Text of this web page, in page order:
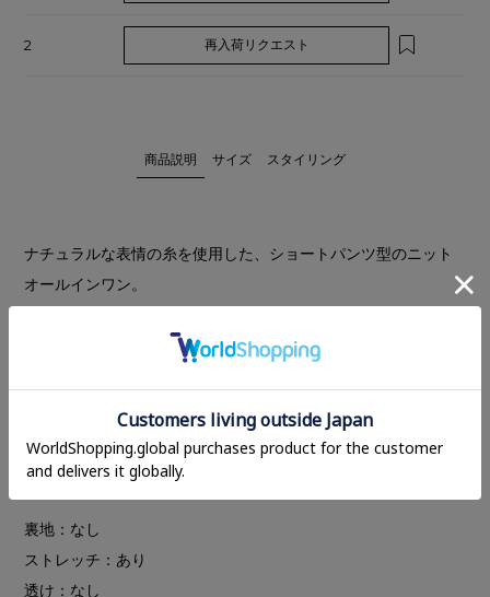
2 再入荷リクエスト
商品説明 サイズ スタイリング
ナチュラルな表情の糸を使用した、ショートパンツ型のニット
オールインワン。
はの柔らかな雰囲気を活かしてCLANEらしく仕上げました。
イツやソックスを合わせたスタイリングもおすすめです。
---------------------------
裏地：なし
ストレッチ：あり
透け：なし